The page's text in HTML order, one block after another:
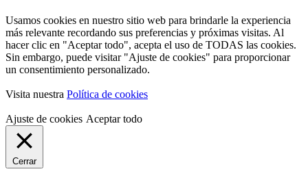
Usamos cookies en nuestro sitio web para brindarle la experiencia
más relevante recordando sus preferencias y próximas visitas. Al
hacer clic en "Aceptar todo", acepta el uso de TODAS las cookies.
Sin embargo, puede visitar "Ajuste de cookies" para proporcionar
un consentimiento personalizado.
Visita nuestra Política de cookies
Ajuste de cookies Aceptar todo
Cerrar